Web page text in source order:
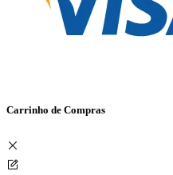
Carrinho de Compras